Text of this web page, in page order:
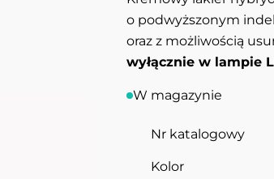
o podwyższonym
oraz z możliwością
wyłącznie w lampie
W magazynie
Nr katalogowy
Kolor